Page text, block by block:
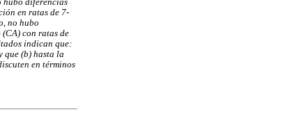
hubo diferencias
en ratas de 7-
no hubo
con ratas de
indican que:
que (b) hasta la
en términos